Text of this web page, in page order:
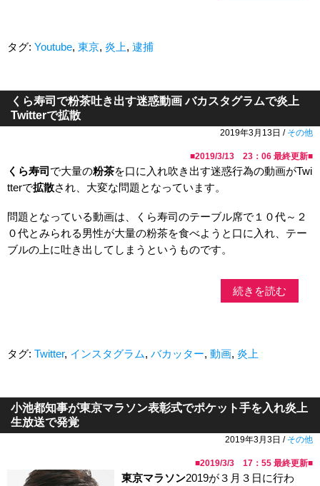
タグ: Youtube, 東京, 炎上, 逮捕
くら寿司で粉茶吐き出す迷惑動画 バカスタグラムで炎上
Twitterで拡散
2019年3月13日 / その他
■2019/3/13 23：06 最終更新■
くら寿司 で大量の粉茶を口に入れ吹き出す迷惑行為の動画がTwi
tterで拡散され、大変な問題となっています。
問題となっている動画は、くら寿司のテーブル席で１０代～２
０代とみられる男性が大量の粉茶を食べようと口に入れ、テー
ブルの上に吐き出してしまうというものです。
続きを読む
タグ: Twitter, インスタグラム, バカッター, 動画, 炎上
小池都知事が東京マラソン表彰式でポケット手を入れ炎上
生放送で発覚
2019年3月3日 / その他
■2019/3/3 17：55 最終更新■
東京マラソン2019が３月３日に行わ